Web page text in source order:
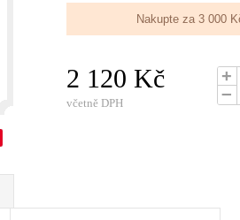
Nakupte za 3 000
2 120 Kč
včetně DPH
+
–